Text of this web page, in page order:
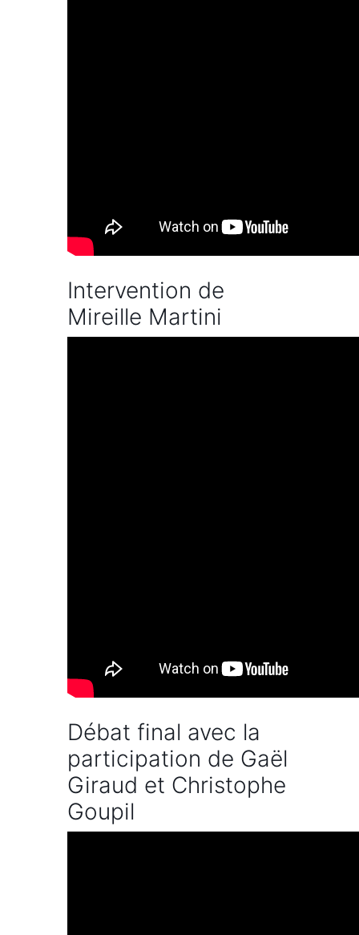
Intervention de
Mireille Martini
Débat final avec la
participation de Gaël
Giraud et Christophe
Goupil